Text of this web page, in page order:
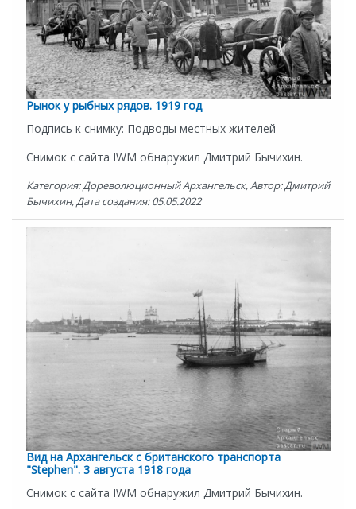
Рынок у рыбных рядов. 1919 год
Подпись к снимку: Подводы местных жителей
Снимок с сайта IWM обнаружил Дмитрий Бычихин.
Категория: Дореволюционный Архангельск, Автор: Дмитрий
Бычихин, Дата создания: 05.05.2022
Вид на Архангельск с британского транспорта
"Stephen". 3 августа 1918 года
Снимок с сайта IWM обнаружил Дмитрий Бычихин.